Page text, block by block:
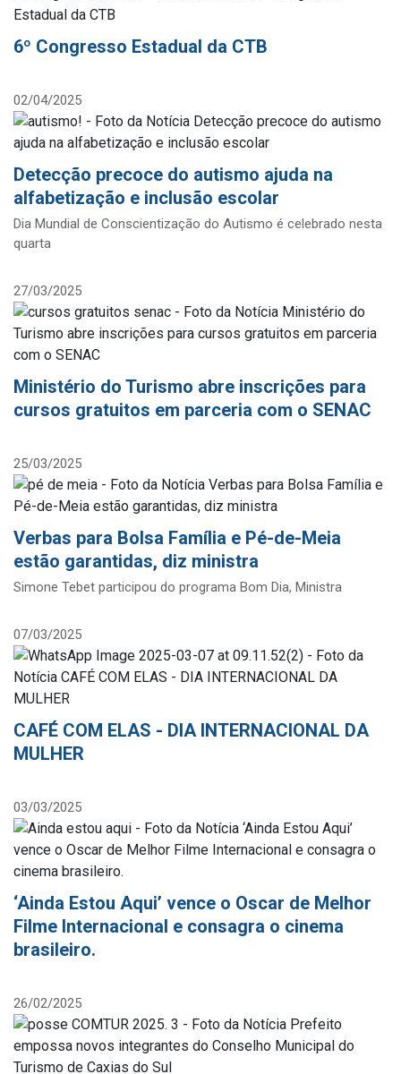
6º Congresso Estadual da CTB
02/04/2025
Detecção precoce do autismo ajuda na
alfabetização e inclusão escolar
Dia Mundial de Conscientização do Autismo é celebrado nesta
quarta
27/03/2025
Ministério do Turismo abre inscrições para
cursos gratuitos em parceria com o SENAC
25/03/2025
Verbas para Bolsa Família e Pé-de-Meia
estão garantidas, diz ministra
Simone Tebet participou do programa Bom Dia, Ministra
07/03/2025
CAFÉ COM ELAS - DIA INTERNACIONAL DA
MULHER
03/03/2025
‘Ainda Estou Aqui’ vence o Oscar de Melhor
Filme Internacional e consagra o cinema
brasileiro.
26/02/2025